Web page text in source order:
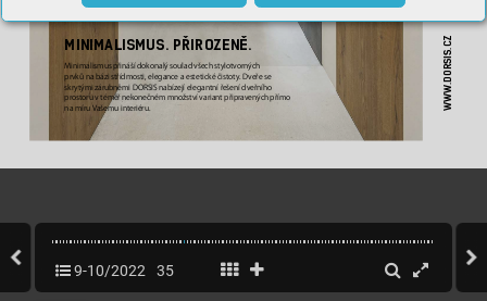
MINIMALISMUS. PŘIROZENĚ.
Minimalismusp㶣inášídokonalýsouladvšechstylotvorných
prvkůnabázist㶣ídmosti,eleganceaestetické㶜istoty.Dve㶣ese
skrytýmizárubněmiDORSISnabízejíelegantní 㶣ešenídve㶣ního
prostoruvtémě㶣nekone㶜némmnožstvívariantp㶣ipravenýchp㶣ímo
namíruVašemuinteriéru.
WWW
.DORSIS.CZ
9-10/2022 35